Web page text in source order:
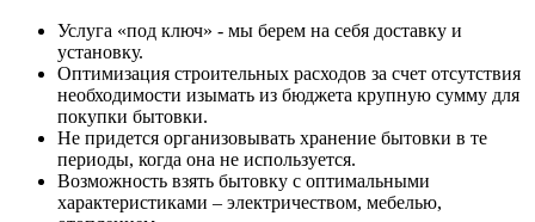
Услуга «под ключ» - мы берем на себя доставку и
установку.
Оптимизация строительных расходов за счет отсутствия
необходимости изымать из бюджета крупную сумму для
покупки бытовки.
Не придется организовывать хранение бытовки в те
периоды, когда она не используется.
Возможность взять бытовку с оптимальными
характеристиками – электричеством, мебелью,